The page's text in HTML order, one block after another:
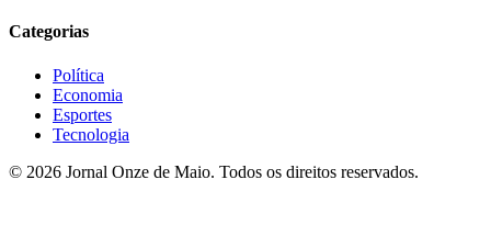
Categorias
Política
Economia
Esportes
Tecnologia
© 2026 Jornal Onze de Maio. Todos os direitos reservados.